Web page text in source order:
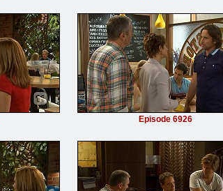
Episode 6926